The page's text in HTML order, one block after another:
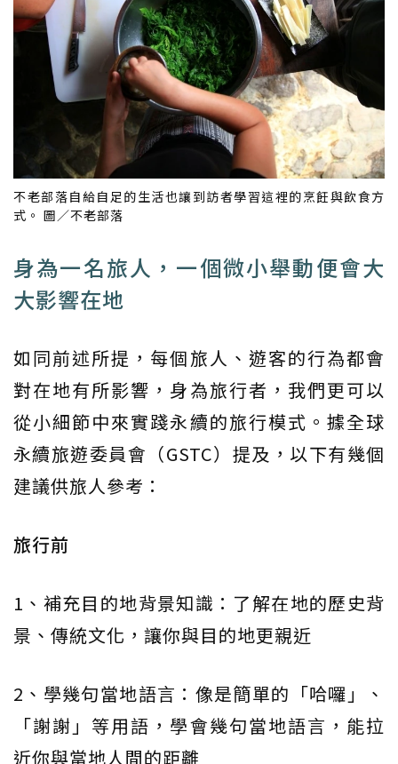
不老部落自給自足的生活也讓到訪者學習這裡的烹飪與飲食方
式。 圖／不老部落
身為一名旅人，一個微小舉動便會大
大影響在地
如同前述所提，每個旅人、遊客的行為都會
對在地有所影響，身為旅行者，我們更可以
從小細節中來實踐永續的旅行模式。據全球
永續旅遊委員會（GSTC）提及，以下有幾個
建議供旅人參考：
旅行前
1、補充目的地背景知識：了解在地的歷史背
景、傳統文化，讓你與目的地更親近
2、學幾句當地語言：像是簡單的「哈囉」、
「謝謝」等用語，學會幾句當地語言，能拉
近你與當地人間的距離